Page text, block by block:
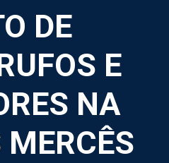
DE
E
NA